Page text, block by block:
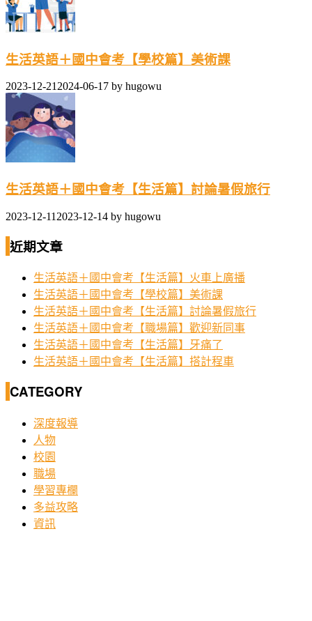
生活英語＋國中會考【學校篇】美術課
2023-12-212024-06-17 by hugowu
生活英語＋國中會考【生活篇】討論暑假旅行
2023-12-11 2023-12-14 by hugowu
近期文章
生活英語＋國中會考【生活篇】火車上廣播
生活英語＋國中會考【學校篇】美術課
生活英語＋國中會考【生活篇】討論暑假旅行
生活英語＋國中會考【職場篇】歡迎新同事
生活英語＋國中會考【生活篇】牙痛了
生活英語＋國中會考【生活篇】搭計程車
CATEGORY
深度報導
人物
校園
職場
學習專欄
多益攻略
資訊